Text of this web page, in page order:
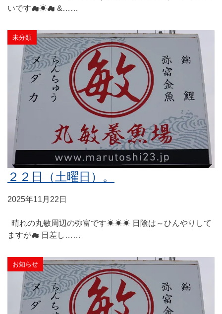
いです☁☀☁ &……
未分類
２２日（土曜日）。
2025年11月22日
晴れの丸敏周辺の弥富です☀☀☀ 日陰は～ひんやりして
ますが☁ 日差し……
お知らせ